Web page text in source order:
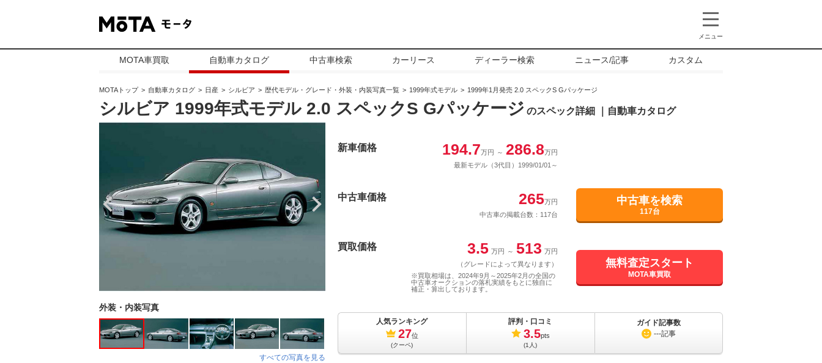
メニュー
MOTA車買取 自動車カタログ 中古車検索 カーリース ディーラー検索 ニュース/記事 カスタム
MOTAトップ 自動車カタログ 日産 シルビア 歴代モデル・グレード・外装・内装写真一覧 1999年式モデル 1999年1月発売 2.0 スペックS Gパッケージ
シルビア 1999年式モデル 2.0 スペックS Gパッケージ のスペック詳細 ｜自動車カタログ
外装・内装写真
すべての写真を見る
新車価格 194.7万円 ～ 286.8万円
最新モデル（3代目）1999/01/01～
中古車価格 265万円
中古車の掲載台数：117台
中古車を検索
117台
買取価格 3.5 万円 ～ 513 万円
（グレードによって異なります）
※買取相場は、2024年9月～2025年2月の全国の
中古車オークションの落札実績をもとに独自に
補正・算出しております。
無料査定スタート
MOTA車買取
人気ランキング
27位
(クーペ)
評判・口コミ
3.5pts
(1人)
ガイド記事数
---記事